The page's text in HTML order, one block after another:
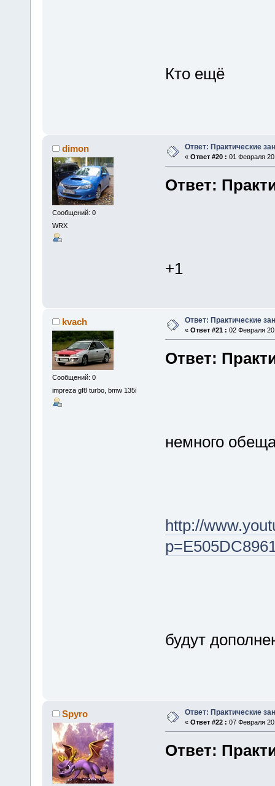
Кто ещё
dimon
Сообщений: 0
WRX
Ответ: Практические
« Ответ #20 : 01 Февраля
Ответ:
+1
kvach
Сообщений: 0
impreza gf8 turbo, bmw 135i
Ответ: Практические
« Ответ #21 : 02 Февраля
Ответ:
немного
http://
будут
Spyro Ответ: Практические
« Ответ #22 : 07 Февраля
Ответ: